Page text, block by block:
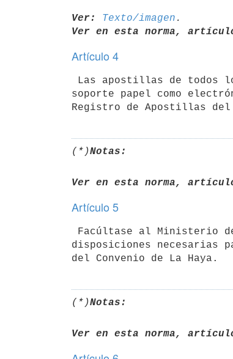
Ver: Texto/imagen
Ver en esta norma,
Artículo 4
soporte papel como
(*)Notas:
Ver en esta norma,
Artículo 5
disposiciones necesarias
(*)Notas:
Ver en esta norma,